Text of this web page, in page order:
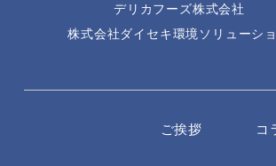
デリカフーズ株式会社
株式会社ダイセキ環境ソリューシ
ご挨拶 コ